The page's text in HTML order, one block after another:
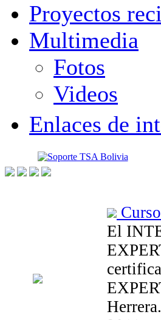
Proyectos
Multimedia
Fotos
Videos
Enlaces de
El